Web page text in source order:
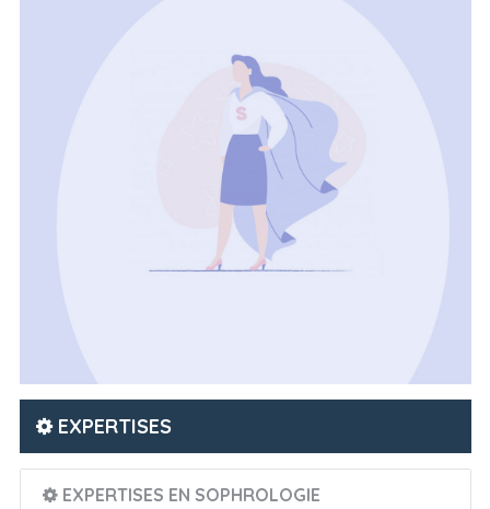
EXPERTISES
EXPERTISES EN SOPHROLOGIE